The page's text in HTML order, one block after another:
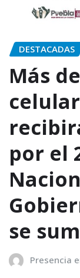
DESTACADAS
Más
por el
se
Presencia